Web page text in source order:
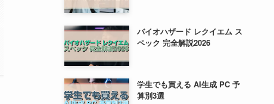
バイオハザード レクイエム ス
ペック 完全解説2026
学生でも買える AI生成 PC 予
算別3選